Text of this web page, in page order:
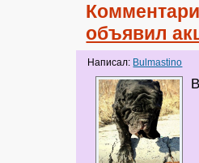
объявил
Написал: Bulmastino